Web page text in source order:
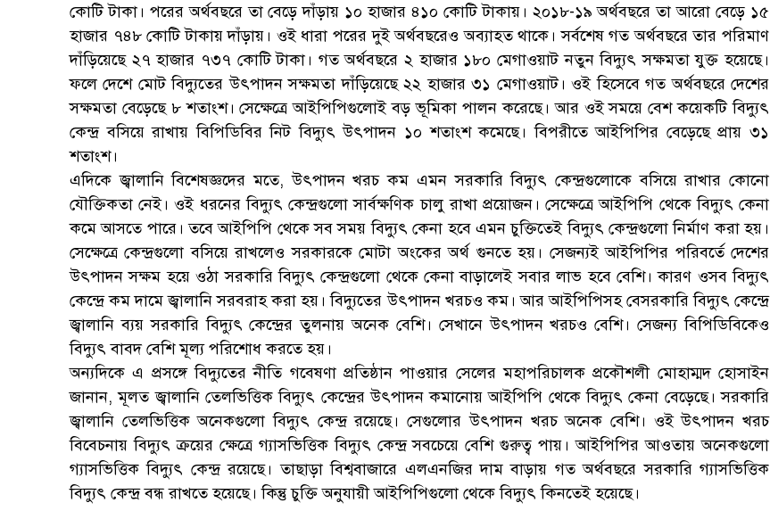
কোটি টাকা। পরের অর্থবছরে তা বেড়ে দাঁড়ায় ১০ হাজার ৪১০ কোটি টাকায়। ২০১৮-১৯ অর্থবছরে তা আরো বেড়ে ১৫
হাজার ৭৪৮ কোটি টাকায় দাঁড়ায়। ওই ধারা পরের দুই অর্থবছরেও অব্যাহত থাকে। সর্বশেষ গত অর্থবছরে তার পরিমাণ
দাঁড়িয়েছে ২৭ হাজার ৭৩৭ কোটি টাকা। গত অর্থবছরে ২ হাজার ১৮০ মেগাওয়াট নতুন বিদ্যুৎ সক্ষমতা যুক্ত হয়েছে।
ফলে দেশে মোট বিদ্যুতের উৎপাদন সক্ষমতা দাঁড়িয়েছে ২২ হাজার ৩১ মেগাওয়াট। ওই হিসেবে গত অর্থবছরে দেশের
সক্ষমতা বেড়েছে ৮ শতাংশ। সেক্ষেত্রে আইপিপিগুলোই বড় ভূমিকা পালন করেছে। আর ওই সময়ে বেশ কয়েকটি বিদ্যুৎ
কেন্দ্র বসিয়ে রাখায় বিপিডিবির নিট বিদ্যুৎ উৎপাদন ১০ শতাংশ কমেছে। বিপরীতে আইপিপির বেড়েছে প্রায় ৩১
শতাংশ।
এদিকে জ্বালানি বিশেষজ্ঞদের মতে, উৎপাদন খরচ কম এমন সরকারি বিদ্যুৎ কেন্দ্রগুলোকে বসিয়ে রাখার কোনো
যৌক্তিকতা নেই। ওই ধরনের বিদ্যুৎ কেন্দ্রগুলো সার্বক্ষণিক চালু রাখা প্রয়োজন। সেক্ষেত্রে আইপিপি থেকে বিদ্যুৎ কেনা
কমে আসতে পারে। তবে আইপিপি থেকে সব সময় বিদ্যুৎ কেনা হবে এমন চুক্তিতেই বিদ্যুৎ কেন্দ্রগুলো নির্মাণ করা হয়।
সেক্ষেত্রে কেন্দ্রগুলো বসিয়ে রাখলেও সরকারকে মোটা অংকের অর্থ গুনতে হয়। সেজন্যই আইপিপির পরিবর্তে দেশের
উৎপাদন সক্ষম হয়ে ওঠা সরকারি বিদ্যুৎ কেন্দ্রগুলো থেকে কেনা বাড়ালেই সবার লাভ হবে বেশি। কারণ ওসব বিদ্যুৎ
কেন্দ্রে কম দামে জ্বালানি সরবরাহ করা হয়। বিদ্যুতের উৎপাদন খরচও কম। আর আইপিপিসহ বেসরকারি বিদ্যুৎ কেন্দ্রে
জ্বালানি ব্যয় সরকারি বিদ্যুৎ কেন্দ্রের তুলনায় অনেক বেশি। সেখানে উৎপাদন খরচও বেশি। সেজন্য বিপিডিবিকেও
বিদ্যুৎ বাবদ বেশি মূল্য পরিশোধ করতে হয়।
অন্যদিকে এ প্রসঙ্গে বিদ্যুতের নীতি গবেষণা প্রতিষ্ঠান পাওয়ার সেলের মহাপরিচালক প্রকৌশলী মোহাম্মদ হোসাইন
জানান, মূলত জ্বালানি তেলভিত্তিক বিদ্যুৎ কেন্দ্রের উৎপাদন কমানোয় আইপিপি থেকে বিদ্যুৎ কেনা বেড়েছে। সরকারি
জ্বালানি তেলভিত্তিক অনেকগুলো বিদ্যুৎ কেন্দ্র রয়েছে। সেগুলোর উৎপাদন খরচ অনেক বেশি। ওই উৎপাদন খরচ
বিবেচনায় বিদ্যুৎ ক্রয়ের ক্ষেত্রে গ্যাসভিত্তিক বিদ্যুৎ কেন্দ্র সবচেয়ে বেশি গুরুত্ব পায়। আইপিপির আওতায় অনেকগুলো
গ্যাসভিত্তিক বিদ্যুৎ কেন্দ্র রয়েছে। তাছাড়া বিশ্ববাজারে এলএনজির দাম বাড়ায় গত অর্থবছরে সরকারি গ্যাসভিত্তিক
বিদ্যুৎ কেন্দ্র বন্ধ রাখতে হয়েছে। কিন্তু চুক্তি অনুযায়ী আইপিপিগুলো থেকে বিদ্যুৎ কিনতেই হয়েছে।